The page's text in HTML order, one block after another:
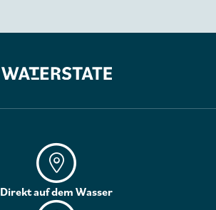
Direkt auf dem Wasser